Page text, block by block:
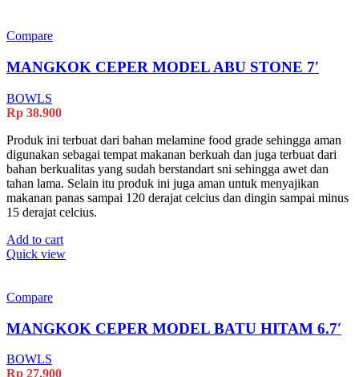
Compare
MANGKOK CEPER MODEL ABU STONE 7′
BOWLS
Rp 38.900
Produk ini terbuat dari bahan melamine food grade sehingga aman
digunakan sebagai tempat makanan berkuah dan juga terbuat dari
bahan berkualitas yang sudah berstandart sni sehingga awet dan
tahan lama. Selain itu produk ini juga aman untuk menyajikan
makanan panas sampai 120 derajat celcius dan dingin sampai minus
15 derajat celcius.
Add to cart
Quick view
Compare
MANGKOK CEPER MODEL BATU HITAM 6.7′
BOWLS
Rp 27.900